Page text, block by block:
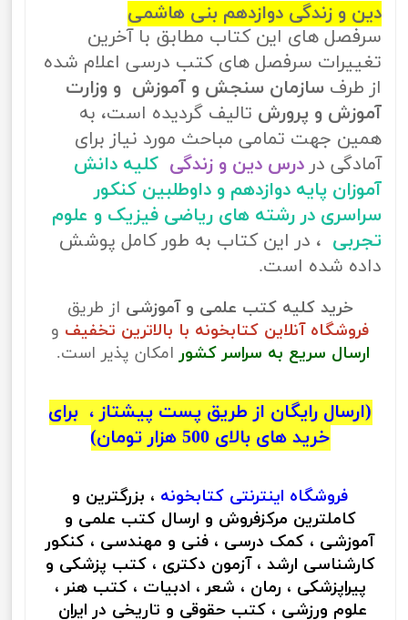
دین و زندگی دوازدهم بنی هاشمی
سرفصل های این کتاب مطابق با آخرین
تغییرات سرفصل های کتب درسی اعلام شده
از طرف سازمان سنجش و آموزش و وزارت
آموزش و پرورش تالیف گردیده است، به
همین جهت تمامی مباحث مورد نیاز برای
آمادگی در درس دین و زندگی کلیه دانش
آموزان پایه دوازدهم و داوطلبین کنکور
سراسری در رشته های ریاضی فیزیک و علوم
تجربی ، در این کتاب به طور کامل پوشش
داده شده است.
خرید کلیه کتب علمی و آموزشی از طریق
فروشگاه آنلاین کتابخونه با بالاترین تخفیف و
ارسال سریع به سراسر کشور امکان پذیر است.
(ارسال رایگان از طریق پست پیشتاز ، برای
خرید های بالای 500 هزار تومان)
فروشگاه اینترنتی کتابخونه ، بزرگترین و
کاملترین مرکزفروش و ارسال کتب علمی و
آموزشی ، کمک درسی ، فنی و مهندسی ، کنکور
کارشناسی ارشد ، آزمون دکتری ، کتب پزشکی و
پیراپزشکی ، رمان ، شعر ، ادبیات ، کتب هنر ،
علوم ورزشی ، کتب حقوقی و تاریخی در ایران